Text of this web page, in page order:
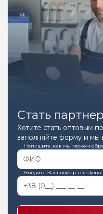
Стать
Хотите стать оптовым
заполняйте форму и мы
Напишите, как мы можем
Введите Ваш номер телефона